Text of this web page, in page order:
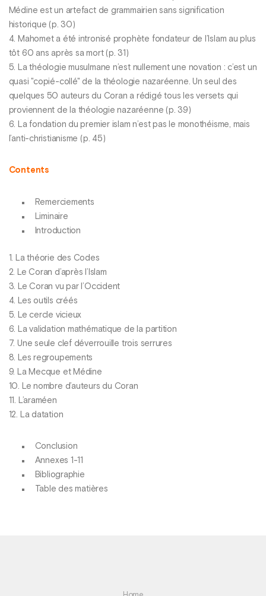
Médine est un artefact de grammairien sans signification
historique (p. 30)
4. Mahomet a été intronisé prophète fondateur de l’Islam au plus
tôt 60 ans après sa mort (p. 31)
5. La théologie musulmane n’est nullement une novation : c’est un
quasi "copié-collé" de la théologie nazaréenne. Un seul des
quelques 50 auteurs du Coran a rédigé tous les versets qui
proviennent de la théologie nazaréenne (p. 39)
6. La fondation du premier islam n’est pas le monothéisme, mais
l’anti-christianisme (p. 45)
Contents
Remerciements
Liminaire
Introduction
1. La théorie des Codes
2. Le Coran d’après l’Islam
3. Le Coran vu par l’Occident
4. Les outils créés
5. Le cercle vicieux
6. La validation mathématique de la partition
7. Une seule clef déverrouille trois serrures
8. Les regroupements
9. La Mecque et Médine
10. Le nombre d’auteurs du Coran
11. L’araméen
12. La datation
Conclusion
Annexes 1-11
Bibliographie
Table des matières